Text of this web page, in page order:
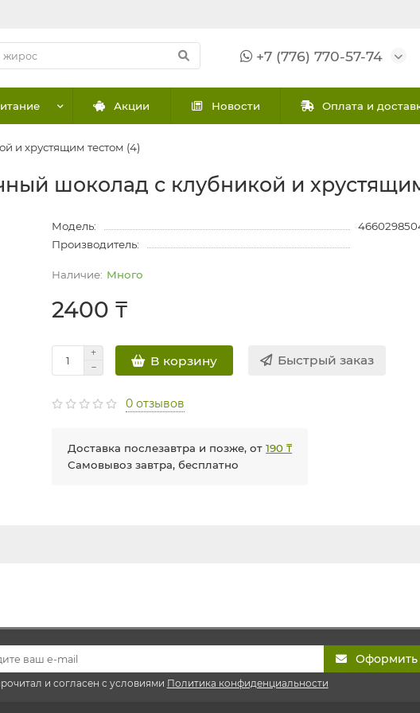
+7 (776) 770-57-74
Акции Новости Оплата и
и хрустящим тестом (4)
шоколад с клубникой и
Модель:
Производитель:
Много
2400 ₸
В корзину Быстрый заказ
0 отзывов
Доставка послезавтра и позже, от190 ₸
Самовывоз завтра, бесплатно
Оформить
и согласен с условиями Политика конфиденциальности